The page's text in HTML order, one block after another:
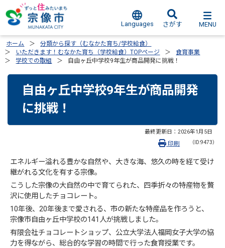
Languages さがす MENU
ホーム
分類から探す（むなかた育ち/学校給食）
いただきます！むなかた育ち（学校給食）TOPページ
食育事業
学校での取組
自由ヶ丘中学校9年生が商品開発に挑戦！
自由ヶ丘中学校9年生が商品開発
に挑戦！
最終更新日： 2026年1月5日
（ID:9473）
印刷
エネルギー溢れる豊かな自然や、大きな海、悠久の時を経て受け
継がれる文化を有する宗像。
こうした宗像の大自然の中で育てられた、四季折々の特産物を贅
沢に使用したチョコレート。
10年後、20年後まで愛される、市の新たな特産品を作ろうと、
宗像市自由ヶ丘中学校の141人が挑戦しました。
有限会社チョコレートショップ、公立大学法人福岡女子大学の協
力を得ながら、総合的な学習の時間で行った食育授業です。